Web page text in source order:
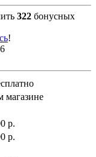
322 бонусных
!
магазине
р.
р.